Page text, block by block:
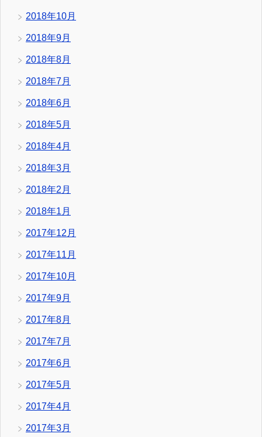
2018年10月
2018年9月
2018年8月
2018年7月
2018年6月
2018年5月
2018年4月
2018年3月
2018年2月
2018年1月
2017年12月
2017年11月
2017年10月
2017年9月
2017年8月
2017年7月
2017年6月
2017年5月
2017年4月
2017年3月